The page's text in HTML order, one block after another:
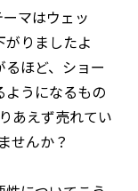
マはウェッ
りましたよ
ほど、ショー
ようになるもの
あえず売れてい
せんか？